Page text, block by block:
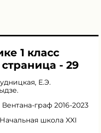
1 класс
- 29
, Е.Э.
.
Вентана-граф 2016-2023
школа XXI